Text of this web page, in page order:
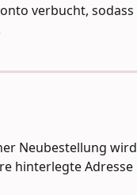
verbucht, sodass
Neubestellung wird
hinterlegte Adresse